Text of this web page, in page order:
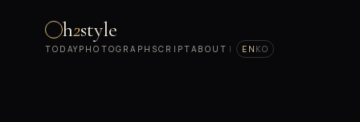
h2style
TODAY PHOTOGRAPH SCRIPTABOUT | EN KO